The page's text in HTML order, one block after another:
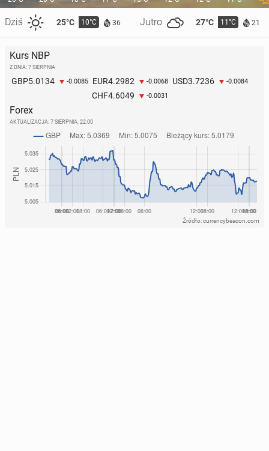
Dziś 25°C 10°C 36 Jutro 27°C 11°C 21
Kurs NBP
Z DNIA: 7 SIERPNIA
GBP5.0134 -0.0085 EUR4.2982 -0.0068 USD3.7236 -0.0084
CHF4.6049 -0.0031
Forex
AKTUALIZACJA: 7 SIERPNIA, 22:00
Źródło: currencybeacon.com